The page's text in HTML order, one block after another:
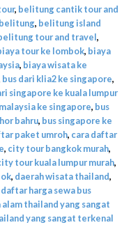
, belitung cantik tour and
, belitung island
tour and travel,
tour ke lombok, biaya
, biaya wisata ke
bus dari klia2 ke singapore,
singapore ke kuala lumpur
ke singapore, bus
bahru, bus singapore ke
paket umroh, cara daftar
, city tour bangkok murah,
tour kuala lumpur murah,
, daerah wisata thailand,
daftar harga sewa bus
thailand yang sangat
yang sangat terkenal